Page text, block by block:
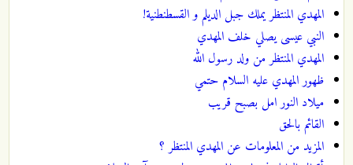
المهدي المنتظر يملك جبل الديلم و القسطنطنية!
النبي عيسى يصلي خلف المهدي
المهدي المنتظر من ولد رسول الله
ظهور المهدي عليه السلام حتمي
ميلاد النور امل بصبح قريب
القائم بالحق
المزيد من المعلومات عن المهدي المنتظر ؟